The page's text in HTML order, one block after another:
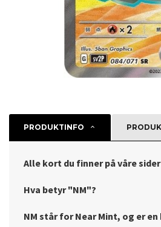
PRODUKTINFO
Alle kort du finner på våre
Hva betyr "NM"?
NM står for Near Mint, og er